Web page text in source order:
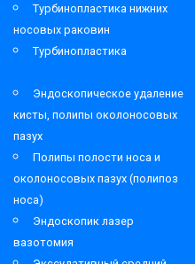
Турбинопластика нижних
носовых раковин
Турбинопластика
Эндоскопическое удаление
кисты, полипы околоносовых
пазух
Полипы полости носа и
околоносовых пазух (полипоз
носа)
Эндоскопик лазер
вазотомия